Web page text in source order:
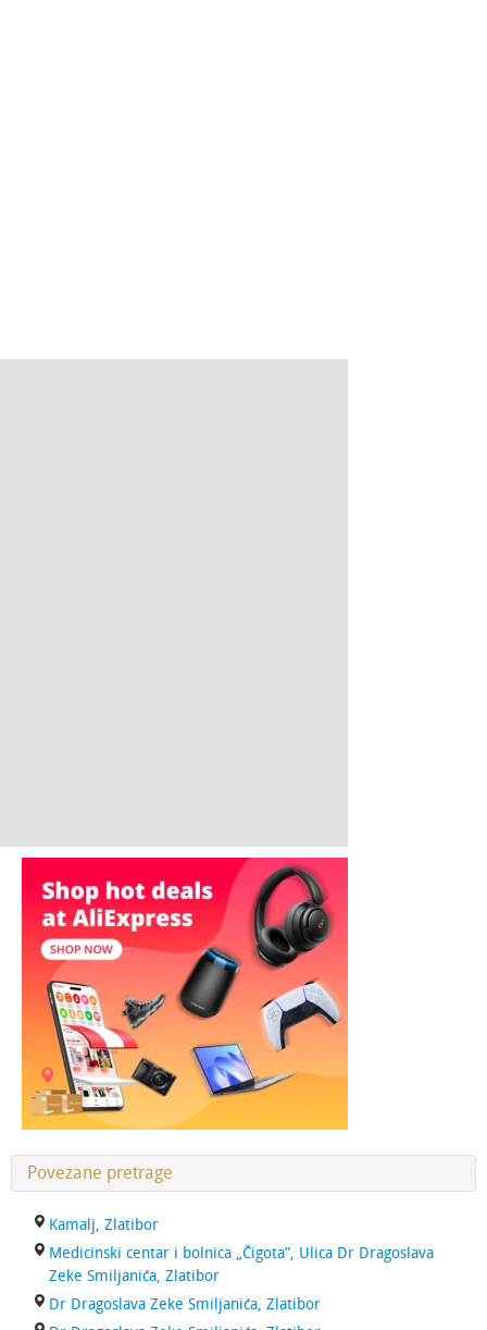
Povezane pretrage
Kamalj, Zlatibor
Medicinski centar i bolnica „Čigota”, Ulica Dr Dragoslava
Zeke Smiljanića, Zlatibor
Dr Dragoslava Zeke Smiljanića, Zlatibor